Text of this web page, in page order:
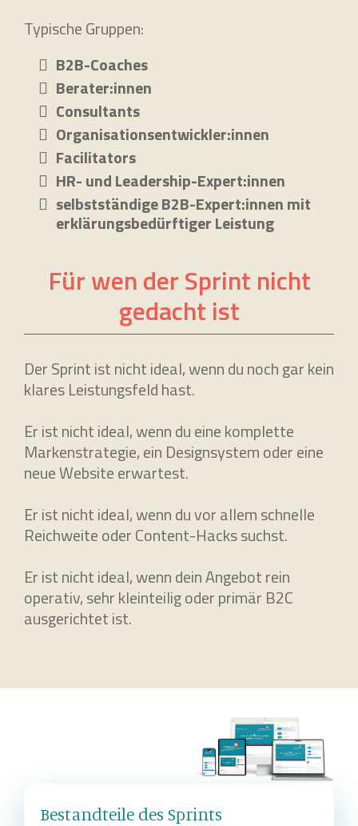
Typische Gruppen:
B2B-Coaches
Berater:innen
Consultants
Organisationsentwickler:innen
Facilitators
HR- und Leadership-Expert:innen
selbstständige B2B-Expert:innen mit
erklärungsbedürftiger Leistung
Für wen der Sprint nicht
gedacht ist
Der Sprint ist nicht ideal, wenn du noch gar kein
klares Leistungsfeld hast.
Er ist nicht ideal, wenn du eine komplette
Markenstrategie, ein Designsystem oder eine
neue Website erwartest.
Er ist nicht ideal, wenn du vor allem schnelle
Reichweite oder Content-Hacks suchst.
Er ist nicht ideal, wenn dein Angebot rein
operativ, sehr kleinteilig oder primär B2C
ausgerichtet ist.
Bestandteile des Sprints